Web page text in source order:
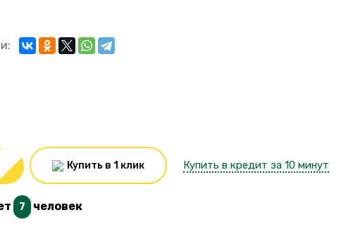
Купить в 1 клик Купить в кредит за 10 минут
7 человек